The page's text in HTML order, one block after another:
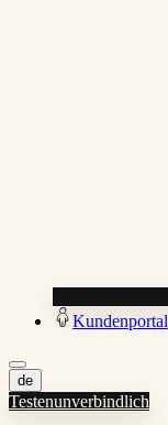
Kundenportal
de
Testenunverbindlich